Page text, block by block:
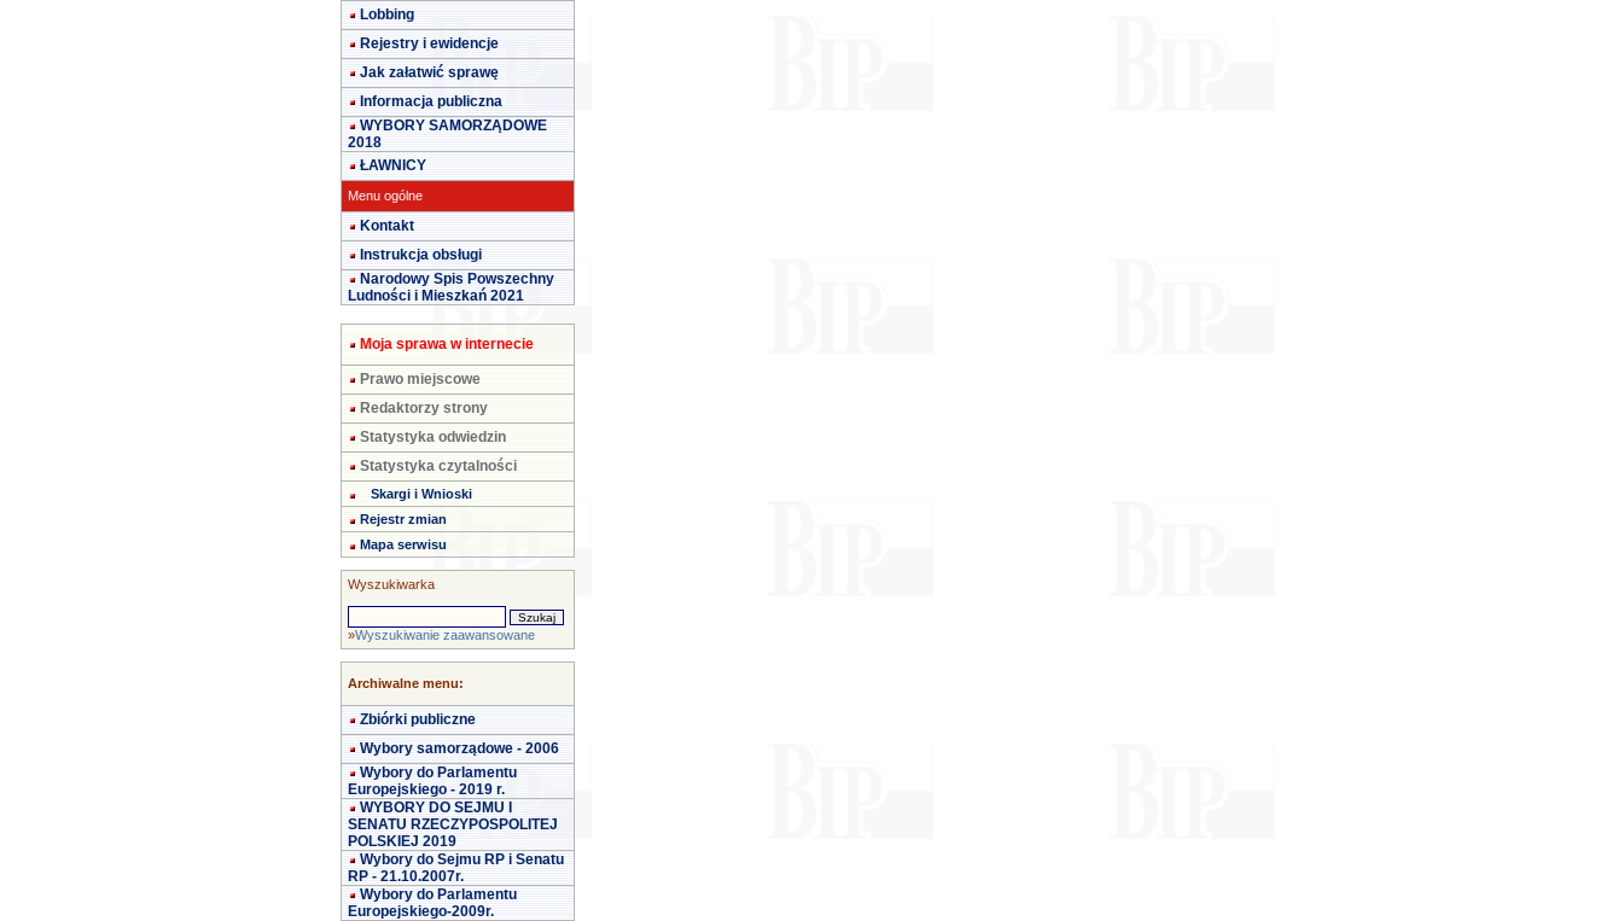
Lobbing
Rejestry i ewidencje
Jak załatwić sprawę
Informacja publiczna
WYBORY SAMORZĄDOWE
2018
ŁAWNICY
Menu ogólne
Kontakt
Instrukcja obsługi
Narodowy Spis Powszechny
Ludności i Mieszkań 2021
Moja sprawa w internecie
Prawo miejscowe
Redaktorzy strony
Statystyka odwiedzin
Statystyka czytalności
Skargi i Wnioski
Rejestr zmian
Mapa serwisu
Wyszukiwarka
»Wyszukiwanie zaawansowane
Archiwalne menu:
Zbiórki publiczne
Wybory samorządowe - 2006
Wybory do Parlamentu
Europejskiego - 2019 r.
WYBORY DO SEJMU I
SENATU RZECZYPOSPOLITEJ
POLSKIEJ 2019
Wybory do Sejmu RP i Senatu
RP - 21.10.2007r.
Wybory do Parlamentu
Europejskiego-2009r.